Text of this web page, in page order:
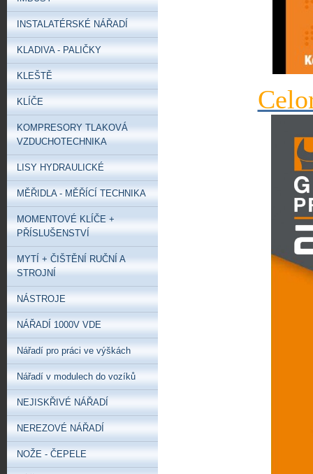
INSTALATÉRSKÉ NÁŘADÍ
KLADIVA - PALIČKY
KLEŠTĚ
KLÍČE
KOMPRESORY TLAKOVÁ
VZDUCHOTECHNIKA
LISY HYDRAULICKÉ
MĚŘIDLA - MĚŘÍCÍ TECHNIKA
MOMENTOVÉ KLÍČE +
PŘÍSLUŠENSTVÍ
MYTÍ + ČIŠTĚNÍ RUČNÍ A
STROJNÍ
NÁSTROJE
NÁŘADÍ 1000V VDE
Nářadí pro práci ve výškách
Nářadí v modulech do vozíků
NEJISKŘIVÉ NÁŘADÍ
NEREZOVÉ NÁŘADÍ
NOŽE - ČEPELE